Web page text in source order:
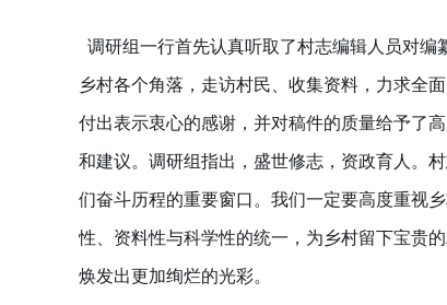
调研组一行首先认真听取了村志编辑人员对
乡村各个角落，走访村民、收集资料，力求全
付出表示衷心的感谢，并对稿件的质量给予了
和建议。调研组指出，盛世修志，资政育人。
们奋斗历程的重要窗口。我们一定要高度重视
性、资料性与科学性的统一，为乡村留下宝贵
焕发出更加绚烂的光彩。